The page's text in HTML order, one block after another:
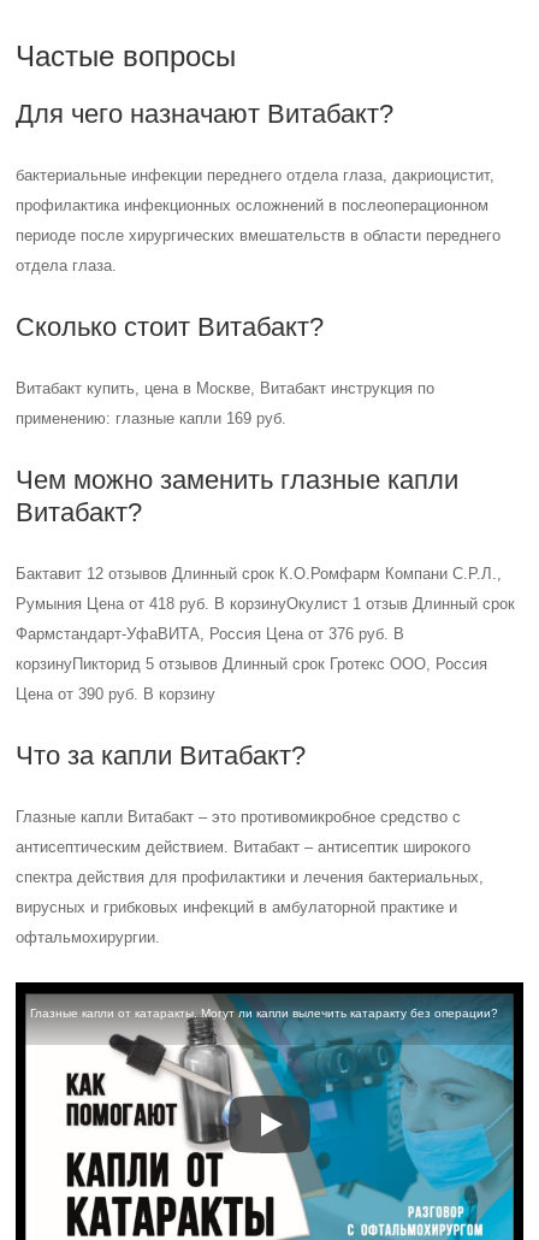
Частые вопросы
Для чего назначают Витабакт?
бактериальные инфекции переднего отдела глаза, дакриоцистит,
профилактика инфекционных осложнений в послеоперационном
периоде после хирургических вмешательств в области переднего
отдела глаза.
Сколько стоит Витабакт?
Витабакт купить, цена в Москве, Витабакт инструкция по
применению: глазные капли 169 руб.
Чем можно заменить глазные капли
Витабакт?
Бактавит 12 отзывов Длинный срок К.О.Ромфарм Компани С.Р.Л.,
Румыния Цена от 418 руб. В корзинуОкулист 1 отзыв Длинный срок
Фармстандарт-УфаВИТА, Россия Цена от 376 руб. В
корзинуПикторид 5 отзывов Длинный срок Гротекс ООО, Россия
Цена от 390 руб. В корзину
Что за капли Витабакт?
Глазные капли Витабакт – это противомикробное средство с
антисептическим действием. Витабакт – антисептик широкого
спектра действия для профилактики и лечения бактериальных,
вирусных и грибковых инфекций в амбулаторной практике и
офтальмохирургии.
Глазные капли от катаракты. Могут ли капли вылечить катаракту без операции?